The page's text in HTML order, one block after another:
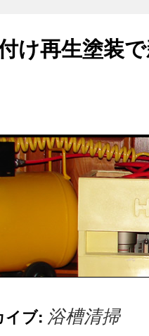
け再生塗装
イブ: 浴槽清掃